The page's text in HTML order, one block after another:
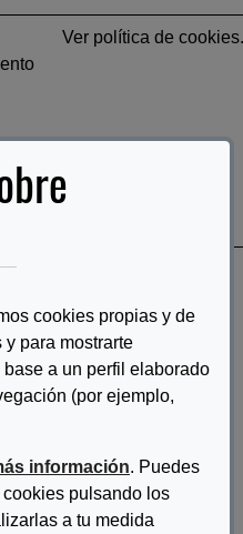
cookies propias y de
para mostrarte
a un perfil elaborado
(por ejemplo,
información. Puedes
pulsando los
a tu medida
Ver política de cookies.
de tus datos, te
todo caso, y sin
personales, en
al correcto